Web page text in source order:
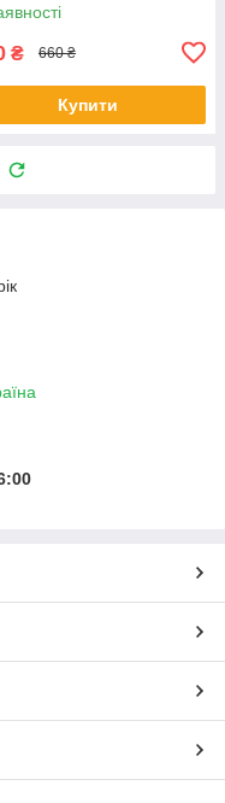
₴ 660 ₴
Купити